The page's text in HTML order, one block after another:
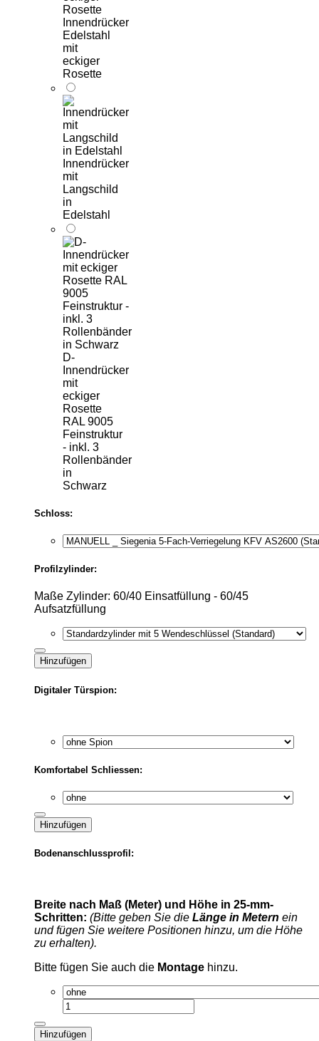
Innendrücker
Edelstahl
mit
eckiger
Rosette
Innendrücker
mit
Langschild
in
Edelstahl
D-
Innendrücker
mit
eckiger
Rosette
RAL 9005
Feinstruktur
- inkl. 3
Rollenbänder
in
Schwarz
Schloss:
Profilzylinder:
Maße Zylinder: 60/40 Einsatfüllung - 60/45
Aufsatzfüllung
Hinzufügen
Digitaler Türspion:
Komfortabel Schliessen:
Hinzufügen
Bodenanschlussprofil:
Breite nach Maß (Meter) und Höhe in 25-mm-
Schritten: (Bitte geben Sie die Länge in Metern ein
und fügen Sie weitere Positionen hinzu, um die Höhe
zu erhalten).
Bitte fügen Sie auch die Montage hinzu.
Hinzufügen